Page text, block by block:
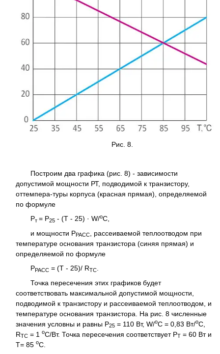
Рис. 8.
Построим два графика (рис. 8) - зависимости
допустимой мощности РТ, подводимой к транзистору,
оттемпера-туры корпуса (красная прямая), определяемой
по формуле
Рт = Р25 - (Т - 25) · W/оC,
и мощности РРАСС
, рассеиваемой теплоотводом при
температуре основания транзистора (синяя прямая) и
определяемой по формуле
РРАСС = (Т - 25)/ RTC
Точка пересечения этих графиков будет
соответствовать максимальной допустимой мощности,
подводимой к транзистору и рассеиваемой теплоотводом, и
температуре основания транзистора. На рис. 8 численные
значения условны и равны Р25 = 110 Вт, W/оC = 0,83 Вт/оС,
RTC = 1 оС/Вт. Точка пересечения соответствует РТ = 60 Вт и
Т= 85 оС.